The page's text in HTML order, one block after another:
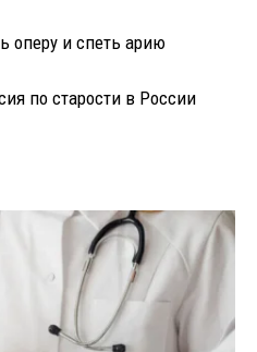
оперу и спеть арию
по старости в России